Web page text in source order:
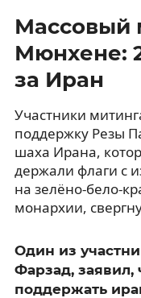
Массовый
Мюнхене:
за Иран
Участники
поддержку Резы
шаха Ирана,
держали флаги с
на зелёно-бело-
монархии,
Один из
Фарзад, заявил,
поддержать